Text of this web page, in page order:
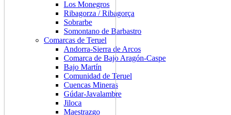
Los Monegros
Ribagorza / Ribagorça
Sobrarbe
Somontano de Barbastro
Comarcas de Teruel
Andorra-Sierra de Arcos
Comarca de Bajo Aragón-Caspe
Bajo Martín
Comunidad de Teruel
Cuencas Mineras
Gúdar-Javalambre
Jiloca
Maestrazgo